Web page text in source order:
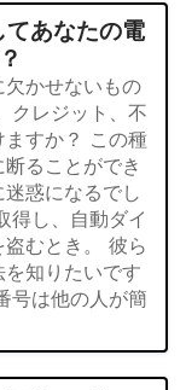
あなたの電
かせないもの
クレジット、不
すか？ この種
ることができ
惑になるでし
得し、自動ダイ
むとき。 彼ら
知りたいです
号は他の人が簡